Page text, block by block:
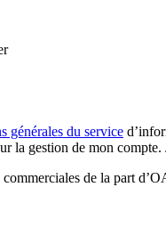
générales du service
la gestion de mon
de la part